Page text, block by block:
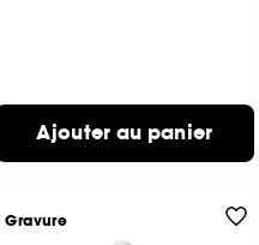
Ajouter au panier
Gravure